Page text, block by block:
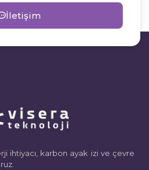
İletişim
ihtiyacı, karbon ayak izi ve çevre